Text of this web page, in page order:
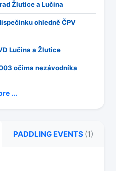
Žlutice a Lučina
ohledně ČPV
Lučina a Žlutice
očima nezávodníka
...
PADDLING EVENTS (1)